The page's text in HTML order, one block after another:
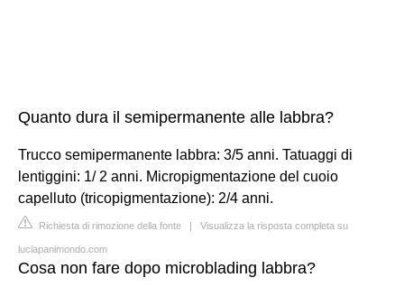
Quanto dura il semipermanente alle labbra?
Trucco semipermanente labbra: 3/5 anni. Tatuaggi di
lentiggini: 1/ 2 anni. Micropigmentazione del cuoio
capelluto (tricopigmentazione): 2/4 anni.
Richiesta di rimozione della fonte | Visualizza la risposta completa su
luciapanimondo.com
Cosa non fare dopo microblading labbra?